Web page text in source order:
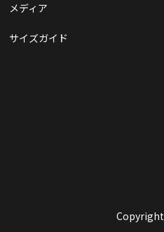
メディア
サイズガイド
Copyright